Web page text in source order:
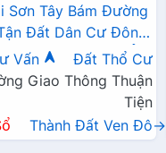
Sơn Tây Bám Đường
Đất Dân Cư Đông
Chợ Trường Học Ủy
Vấn
Đất Thổ Cư
Giao Thông Thuận
Tiện
Thành Đất Ven Đô→